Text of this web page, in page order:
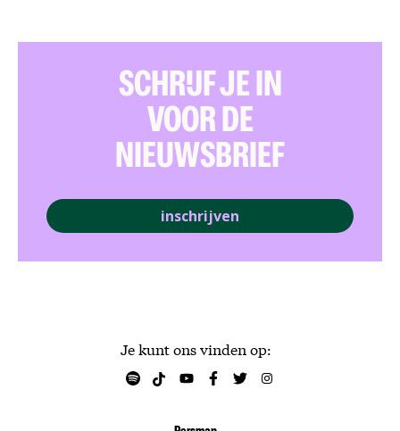
Je kunt ons vinden op:
SCHRIJF JE IN
VOOR DE
NIEUWSBRIEF
inschrijven